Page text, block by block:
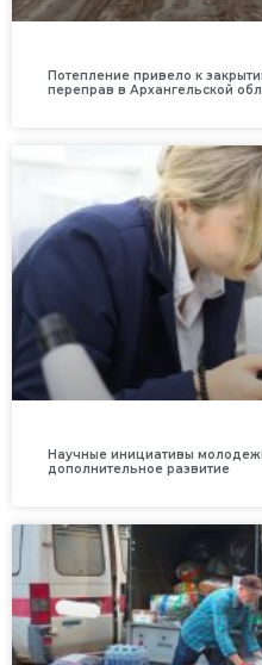
Потепление привело к
переправ в Архангельской
Научные инициативы
дополнительное развитие